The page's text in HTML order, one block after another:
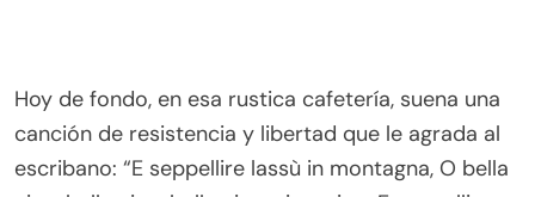
Hoy de fondo, en esa rustica cafetería, suena una
canción de resistencia y libertad que le agrada al
escribano: “E seppellire lassù in montagna, O bella